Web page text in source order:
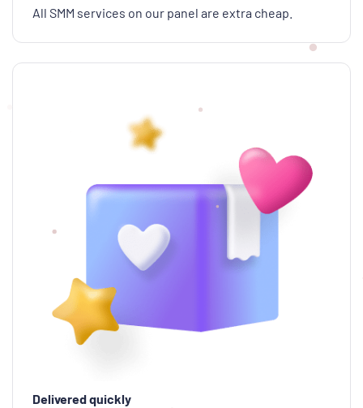
All SMM services on our panel are extra cheap.
Delivered quickly